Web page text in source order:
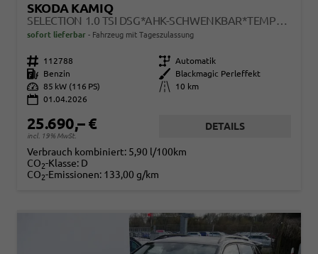
SKODA KAMIQ
SELECTION 1.0 TSI DSG*AHK-SCHWENKBAR*TEMPOMAT*PDC-HINTEN*KEYLESS-GO*SHZ*
sofort lieferbar Fahrzeug mit Tageszulassung
Fahrzeugnr. 112788 Getriebe Automatik
Kraftstoff
Benzin Außenfarbe
Blackmagic Perleffekt
Leistung 85 kW (116 PS) Kilometerstand
10 km
01.04.2026
25.690,– €
incl. 19% MwSt.
DETAILS
Verbrauch kombiniert: 5,90 l/100km
CO2-Klasse: D
CO2-Emissionen: 133,00 g/km